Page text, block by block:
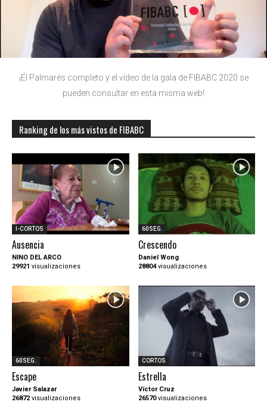
¡El Palmarés completo y el vídeo de la gala de FIBABC 2020 se
pueden consultar en esta misma web!
Ranking de los más vistos de FIBABC
I-CORTOS
Ausencia
NINO DEL ARCO
29921 visualizaciones
60SEG.
Crescendo
Daniel Wong
28804visualizaciones
60SEG.
Escape
Javier Salazar
26872 visualizaciones
CORTOS
Estrella
Víctor Cruz
26570visualizaciones